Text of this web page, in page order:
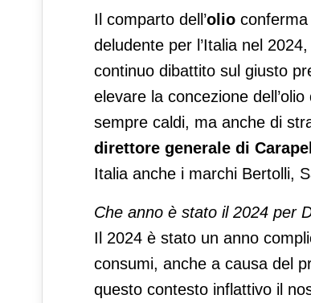
Il comparto dell’olio
deludente per l’Italia nel 2024,
continuo dibattito sul giusto
elevare la concezione dell’olio
sempre caldi, ma anche di
direttore generale di
Italia anche i marchi Bertolli,
Che anno è stato il 2024 per
Il 2024 è stato un anno
consumi, anche a causa del
questo contesto inflattivo il